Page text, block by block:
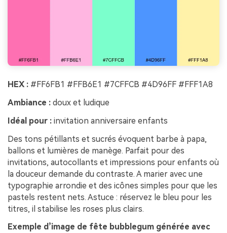
HEX : #FF6FB1 #FFB6E1 #7CFFCB #4D96FF #FFF1A8
Ambiance : doux et ludique
Idéal pour : invitation anniversaire enfants
Des tons pétillants et sucrés évoquent barbe à papa,
ballons et lumières de manège. Parfait pour des
invitations, autocollants et impressions pour enfants où
la douceur demande du contraste. A marier avec une
typographie arrondie et des icônes simples pour que les
pastels restent nets. Astuce : réservez le bleu pour les
titres, il stabilise les roses plus clairs.
Exemple d’image de fête bubblegum générée avec